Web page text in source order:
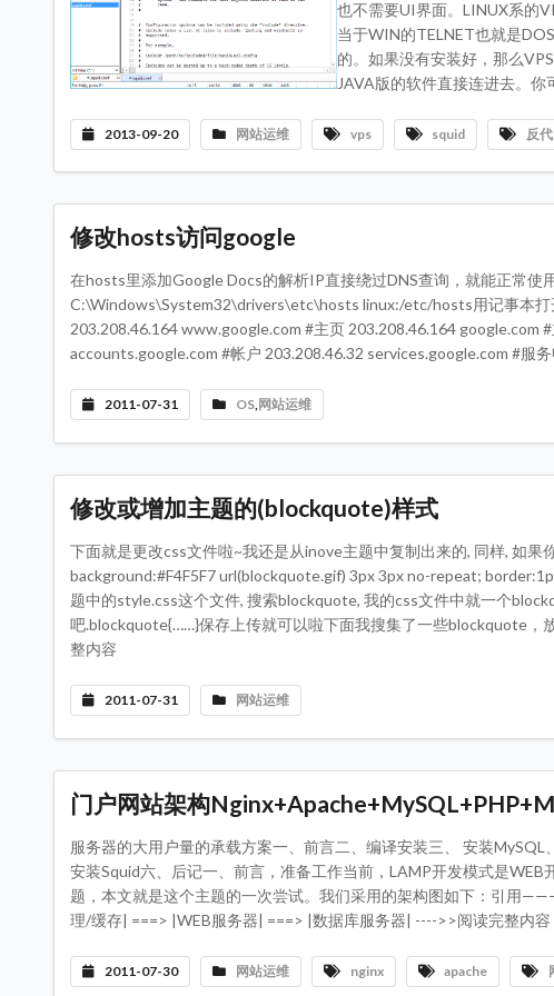
也不需要UI界面。LINUX系的
当于WIN的TELNET也就是
的。如果没有安装好，那么
JAVA版的软件直接连进去。
2013-09-20 网站运维 vps squid 反代
修改hosts访问google
在hosts里添加Google Docs的解析IP直接绕过DNS查询，就能正常
C:\Windows\System32\drivers\etc\hosts linux:/etc/hosts用记事本
203.208.46.164 www.google.com #主页 203.208.46.164 google.com
accounts.google.com #帐户 203.208.46.32 services.google.com #服
2011-07-31 OS,网站运维
修改或增加主题的(blockquote)样式
下面就是更改css文件啦~我还是从inove主题中复制出来的, 同样, 如
background:#F4F5F7 url(blockquote.gif) 3px 3px no-repeat;
题中的style.css这个文件, 搜索blockquote, 我的css文件中就一个
吧.blockquote{……}保存上传就可以啦下面我搜集了一些blockquote，
整内容
2011-07-31 网站运维
门户网站架构
服务器的大用户量的承载方案一、前言二、编译安装三、 安装
安装Squid六、后记一、前言，准备工作当前，LAMP开发模式是
题，本文就是这个主题的一次尝试。我们采用的架构图如下：
理/缓存| ===> |WEB服务器| ===> |数据库服务器| ---->>阅读完整内容
2011-07-30 网站运维 nginx apache